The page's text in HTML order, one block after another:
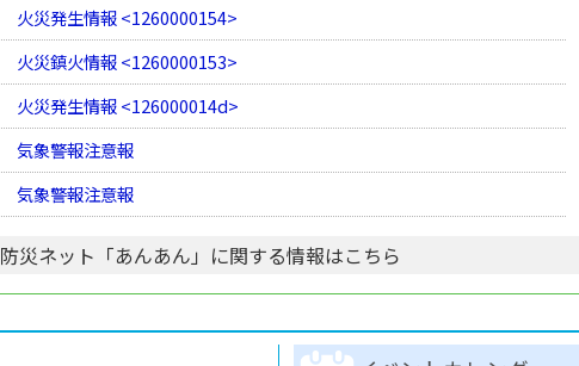
火災発生情報 <1260000154>
火災鎮火情報 <1260000153>
火災発生情報 <126000014d>
気象警報注意報
気象警報注意報
防災ネット「あんあん」に関する情報はこちら